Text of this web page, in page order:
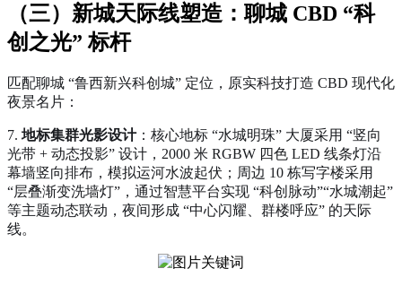
（三）新城天际线塑造：聊城 CBD “科
创之光” 标杆
匹配聊城 “鲁西新兴科创城” 定位，原实科技打造 CBD 现代化
夜景名片：
7. 地标集群光影设计：核心地标 “水城明珠” 大厦采用 “竖向
光带 + 动态投影” 设计，2000 米 RGBW 四色 LED 线条灯沿
幕墙竖向排布，模拟运河水波起伏；周边 10 栋写字楼采用
“层叠渐变洗墙灯”，通过智慧平台实现 “科创脉动”“水城潮起”
等主题动态联动，夜间形成 “中心闪耀、群楼呼应” 的天际
线。